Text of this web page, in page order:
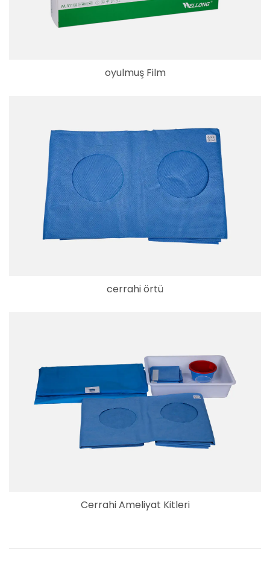
oyulmuş Film
cerrahi örtü
Cerrahi Ameliyat Kitleri